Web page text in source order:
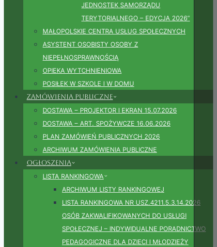
JEDNOSTEK SAMORZĄDU
TERYTORIALNEGO – EDYCJA 2026”
MAŁOPOLSKIE CENTRA USŁUG SPOŁECZNYCH
ASYSTENT OSOBISTY OSOBY Z
NIEPEŁNOSPRAWNOŚCIĄ
OPIEKA WYTCHNIENIOWA
POSIŁEK W SZKOLE I W DOMU
Zamówienia publiczne
DOSTAWA – PROJEKTOR I EKRAN 15.07.2026
DOSTAWA – ART. SPOŻYWCZE 16.06.2026
PLAN ZAMÓWIEŃ PUBLICZNYCH 2026
ARCHIWUM ZAMÓWIENIA PUBLICZNE
Ogłoszenia
LISTA RANKINGOWA
ARCHIWUM LISTY RANKINGOWEJ
LISTA RANKINGOWA NR USZ.4211.5.3.14.2026
OSÓB ZAKWALIFIKOWANYCH DO USŁUGI
SPOŁECZNEJ – INDYWIDUALNE PORADNICTWO
PEDAGOGICZNE DLA DZIECI I MŁODZIEŻY